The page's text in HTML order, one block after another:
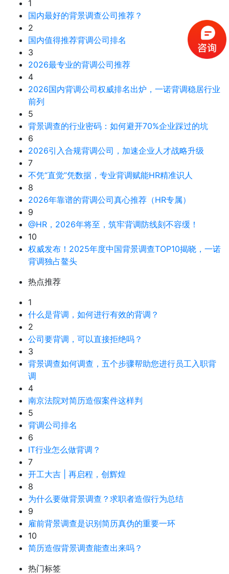
1
国内最好的背景调查公司推荐？
2
国内值得推荐背调公司排名
3
2026最专业的背调公司推荐
4
2026国内背调公司权威排名出炉，一诺背调稳居行业
前列
5
背景调查的行业密码：如何避开70%企业踩过的坑
6
2026引入合规背调公司，加速企业人才战略升级
7
不凭“直觉”凭数据，专业背调赋能HR精准识人
8
2026年靠谱的背调公司真心推荐（HR专属）
9
@HR，2026年将至，筑牢背调防线刻不容缓！
10
权威发布！2025年度中国背景调查TOP10揭晓，一诺
背调独占鳌头
热点推荐
1
什么是背调，如何进行有效的背调？
2
公司要背调，可以直接拒绝吗？
3
背景调查如何调查，五个步骤帮助您进行员工入职背
调
4
南京法院对简历造假案件这样判
5
背调公司排名
6
IT行业怎么做背调？
7
开工大吉 | 再启程，创辉煌
8
为什么要做背景调查？求职者造假行为总结
9
雇前背景调查是识别简历真伪的重要一环
10
简历造假背景调查能查出来吗？
热门标签